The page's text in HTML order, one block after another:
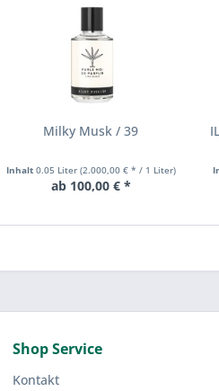
Milky Musk / 39
Inhalt 0.05 Liter (2.000,00 € * / 1 Liter)
ab 100,00 € *
Shop Service
Kontakt